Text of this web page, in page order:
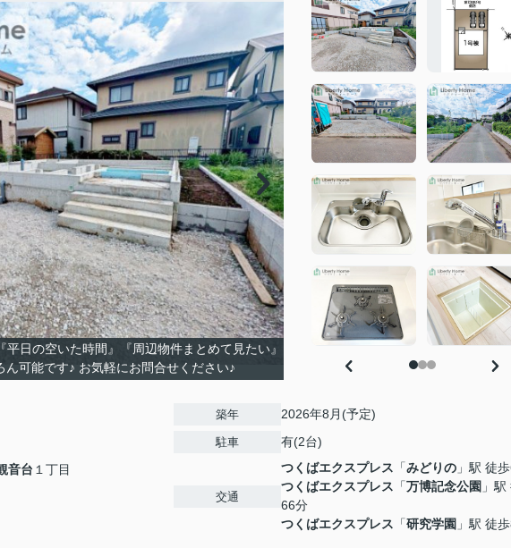
平日の空いた時間』『周辺物件まとめて見たい』
ん可能です♪ お気軽にお問合せください♪
音台 １丁目
築年 2026年8月(予定)
駐車 有(2台)
交通
つくばエクスプレス 「みどりの 」駅 徒
つくばエクスプレス 「万博記念公園 」
66分
つくばエクスプレス 「研究学園 」駅 徒